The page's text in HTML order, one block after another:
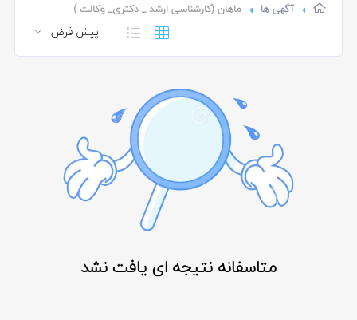
آگهی ها ماهان (کارشناسی ارشد _ دکتری_ وکالت )
متاسفانه نتیجه ای یافت نشد